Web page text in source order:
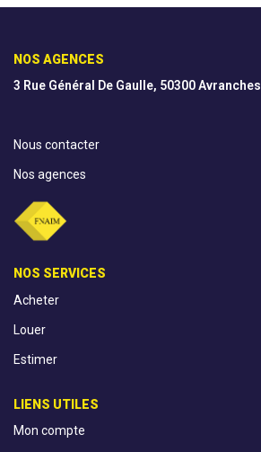
NOS AGENCES
3 Rue Général De Gaulle, 50300 Avranches
Nous contacter
Nos agences
NOS SERVICES
Acheter
Louer
Estimer
LIENS UTILES
Mon compte